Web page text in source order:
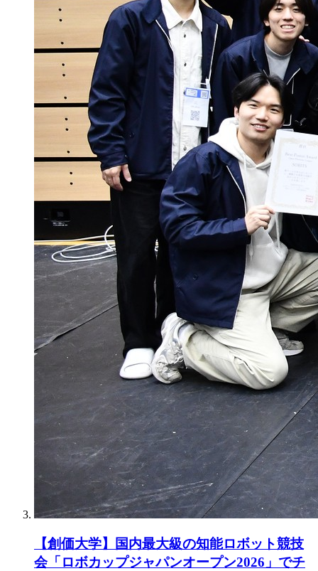
【創価大学】国内最大級の知能ロボット競技
会「ロボカップジャパンオープン2026」でチ